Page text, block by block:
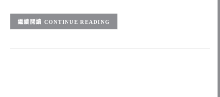
CONTINUE READING